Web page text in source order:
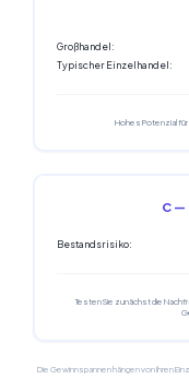
Großhandel:
Typischer Einzelhandel:
Hohes Potenzial für
C —
Bestandsrisiko:
Testen Sie zunächst die
Die Gewinnspannen hängen von Ihren